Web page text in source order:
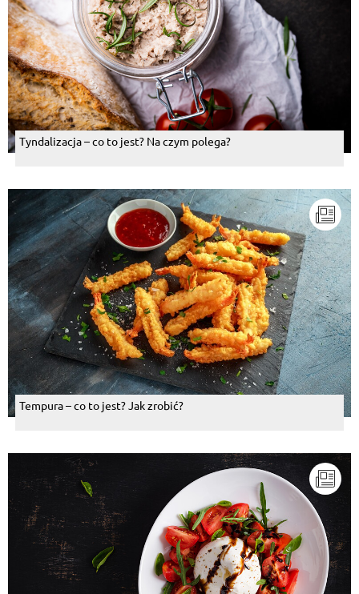
Tyndalizacja – co to jest? Na czym polega?
Tempura – co to jest? Jak zrobić?